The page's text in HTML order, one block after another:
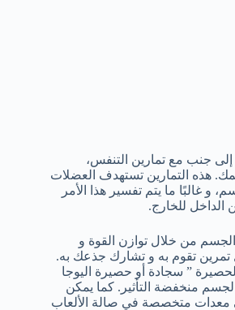
إلى جنب مع تمارين التنفس،
هذه التمارين تستهدف العضلات
و غالبًا ما يتم تفسير هذا الأمر
للخارج.
الجسم من خلال توازن القوة و
تمرين تقوم به و تشارك جذعك به.
” سجادة أو حصيرة اليوجا
منخفضة التأثير. كما يمكن
معدات متخصصة في صالة الألعاب